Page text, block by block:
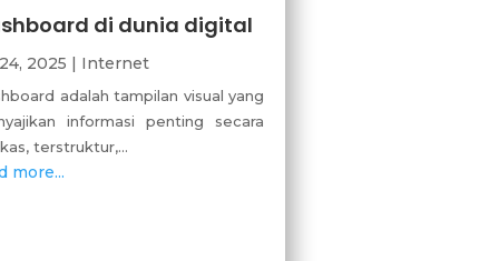
di dunia digital
2025 | Internet
adalah tampilan visual yang
informasi penting secara
terstruktur,...
more...